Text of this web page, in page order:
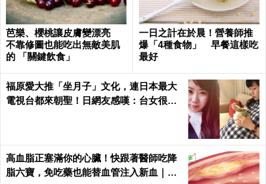
芭樂、櫻桃讓皮膚變漂亮
不靠修圖也能吃出無敵美肌
的 「關鍵飲食」
一日之計在於晨！營養師推
爆「4種食物」 早餐這樣吃
最好
福原愛大推「坐月子」文化，連日本最大
電視台都來朝聖！日網友感嘆：台女很幸
高血脂正塞滿你的心臟！快跟著醫師吃降
脂六寶，免吃藥也能替血管注入新血｜每